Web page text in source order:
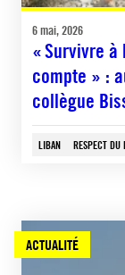
6 mai, 2026
« Survivre
compte » :
collègue
LIBAN RESPECT DU
ACTUALITÉ